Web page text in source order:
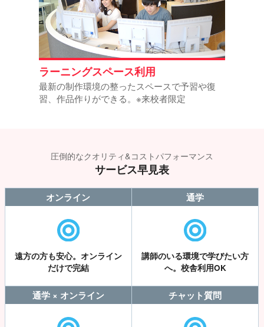
ラーニングスペース利用
最新の制作環境の整ったスペースで予習や復
習、作品作りができる。※来校者限定
圧倒的なクオリティ&コストパフォーマンス
サービス早見表
オンライン
遠方の方も安心。オンライン
だけで完結
通学
講師のいる環境で学びたい方
へ。校舎利用OK
通学 × オンライン チャット質問